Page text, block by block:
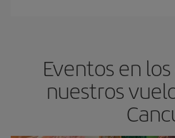
Eventos en
nuestros